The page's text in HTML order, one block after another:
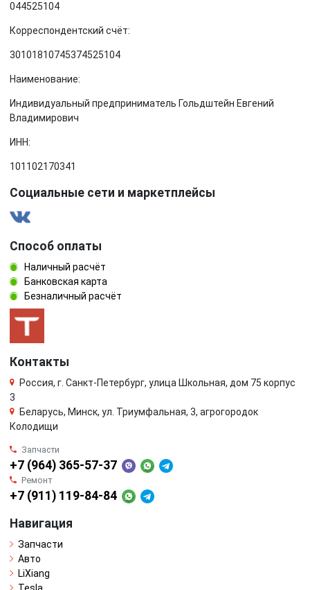
044525104
Корреспондентский счёт:
30101810745374525104
Наименование:
Индивидуальный предприниматель Гольдштейн Евгений
Владимирович
ИНН:
101102170341
Социальные сети и маркетплейсы
Способ оплаты
Наличный расчёт
Банковская карта
Безналичный расчёт
Контакты
Россия, г. Санкт-Петербург, улица Школьная, дом 75 корпус
3
Беларусь, Минск, ул. Триумфальная, 3, агрогородок
Колодищи
Запчасти
+7 (964) 365-57-37
Ремонт
+7 (911) 119-84-84
Навигация
Запчасти
Авто
LiXiang